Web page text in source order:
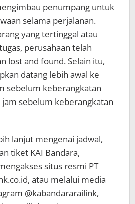
penumpang untuk
selama perjalanan.
yang tertinggal atau
perusahaan telah
lost and found. Selain itu,
datang lebih awal ke
sebelum keberangkatan
sebelum keberangkatan
lanjut mengenai jadwal,
tiket KAI Bandara,
situs resmi PT
atau melalui media
@kabandararailink,